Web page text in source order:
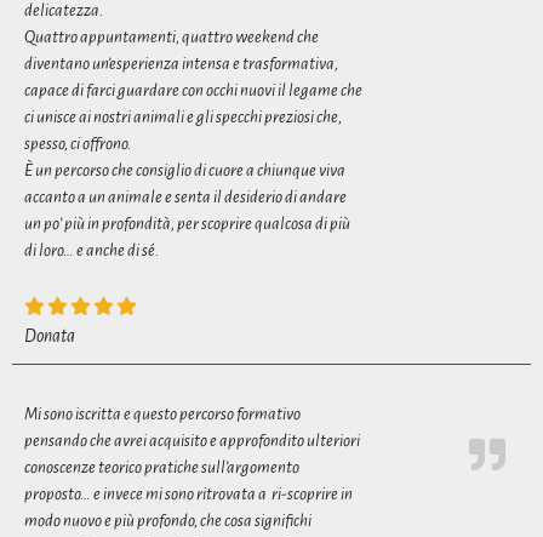
delicatezza.
Quattro appuntamenti, quattro weekend che
diventano un’esperienza intensa e trasformativa,
capace di farci guardare con occhi nuovi il legame che
ci unisce ai nostri animali e gli specchi preziosi che,
spesso, ci offrono.
È un percorso che consiglio di cuore a chiunque viva
accanto a un animale e senta il desiderio di andare
un po’ più in profondità, per scoprire qualcosa di più
di loro… e anche di sé.
Donata
Mi sono iscritta e questo percorso formativo
pensando che avrei acquisito e approfondito ulteriori
conoscenze teorico pratiche sull’argomento
proposto… e invece mi sono ritrovata a ri-scoprire in
modo nuovo e più profondo, che cosa significhi